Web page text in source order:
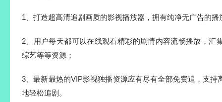
1、打造超高清追剧画质的影视播放器，拥有纯净无广告的
2、用户每天都可以在线观看精彩的剧情内容流畅播放，汇
综艺等等资源；
3、最新最热的VIP影视独播资源应有尽有全部免费追，支持
地轻松追剧。